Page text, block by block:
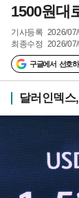
1500원대
기사등록 2026/
최종수정 2026/
구글에서 선호
달러인덱